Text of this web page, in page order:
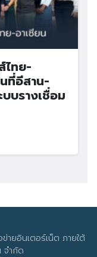
ไทย-
ที่อีสาน-
บรางเชื่อม
ายอินเตอร์เน็ต ภายใต้
จำกัด